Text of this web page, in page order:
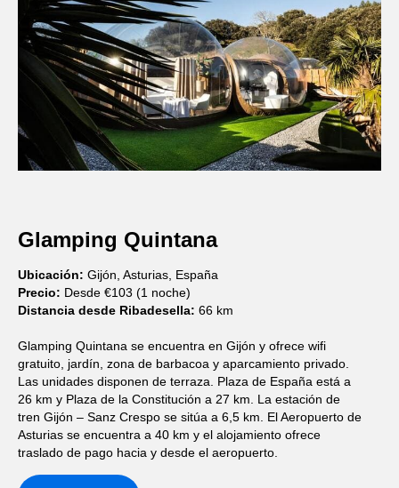
Glamping Quintana
Ubicación: Gijón, Asturias, España
Precio: Desde €103 (1 noche)
Distancia desde Ribadesella: 66 km
Glamping Quintana se encuentra en Gijón y ofrece wifi
gratuito, jardín, zona de barbacoa y aparcamiento privado.
Las unidades disponen de terraza. Plaza de España está a
26 km y Plaza de la Constitución a 27 km. La estación de
tren Gijón – Sanz Crespo se sitúa a 6,5 km. El Aeropuerto de
Asturias se encuentra a 40 km y el alojamiento ofrece
traslado de pago hacia y desde el aeropuerto.